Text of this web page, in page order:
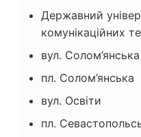
Державний
комунікаційних
вул. Солом’янська
пл. Солом’янська
вул. Освіти
пл.